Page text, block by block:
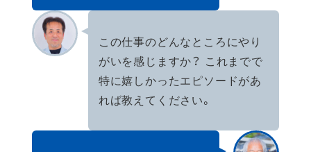
この仕事のどんなところにやり
がいを感じますか？ これまでで
特に嬉しかったエピソードがあ
れば教えてください。